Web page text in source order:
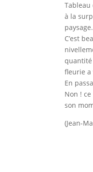
à la
paysage.
C’est
quantité
fleurie a
En
Non !
son
(Jean-